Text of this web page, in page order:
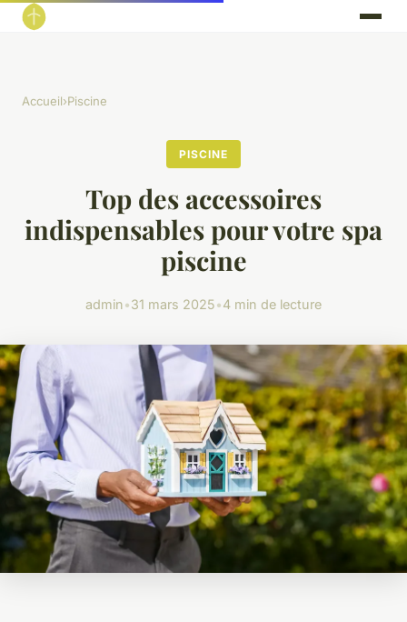
Accueil›Piscine
PISCINE
Top des accessoires
indispensables pour votre spa
piscine
admin•31 mars 2025•4 min de lecture